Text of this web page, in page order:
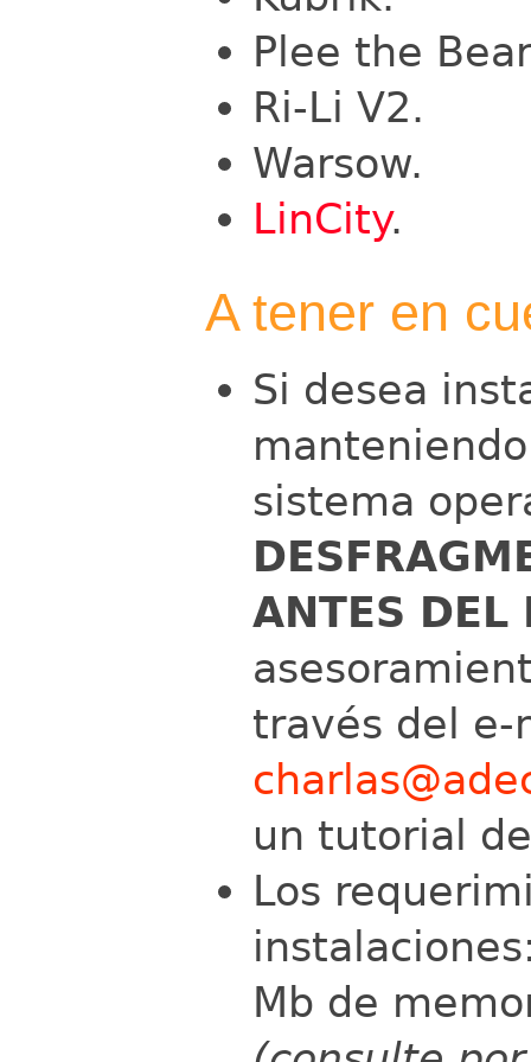
Plee the
Ri-Li V2.
Warsow.
LinCity.
A tener en
Si desea
sistema
ANTES DEL
través del
un tutorial
Los
Mb de